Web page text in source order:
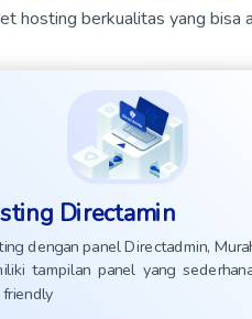
hosting berkualitas yang bisa
Directamin
dengan panel Directadmin,
tampilan panel yang